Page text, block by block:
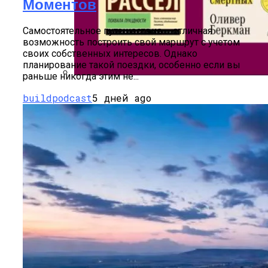
Рейтинг Лучших Частных Гидов
Маврикия
Нон-Фикшн Новой Волны: От
Саморазвития К Искусству Жить
Моментов
Самостоятельное путешествие – отличная
возможность построить свой маршрут с учетом
своих собственных интересов. Однако
планирование такой поездки, особенно если вы
раньше никогда этим не...
buildpodcast5 дней ago